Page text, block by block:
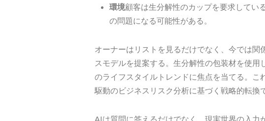
環境顧客は生分解性のカップを要求してい
の問題になる可能性がある。
オーナーはリストを見るだけでなく、今では関
スモデルを提案する。生分解性の包装材を使用
のライフスタイルトレンドに焦点を当てる。こ
駆動のビジネスリスク分析に基づく戦略的転換
AIは質問に答えるだけでなく、現実世界の入力